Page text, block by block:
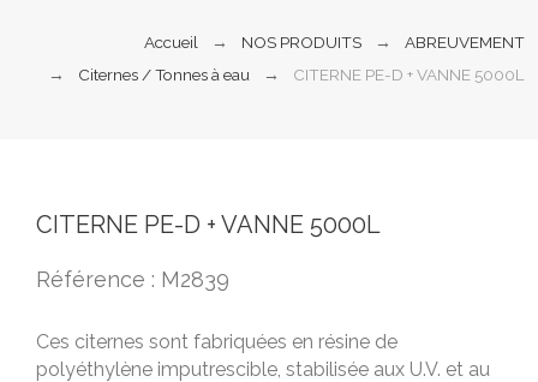
Accueil NOS PRODUITS
ABREUVEMENT
Citernes / Tonnes à eau
CITERNE PE-D + VANNE 5000L
CITERNE PE-D + VANNE 5000L
Référence : M2839
Ces citernes sont fabriquées en résine de
polyéthylène imputrescible, stabilisée aux U.V. et au